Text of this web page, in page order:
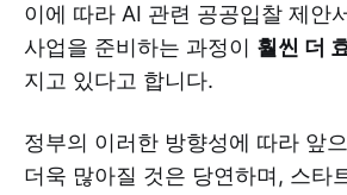
이에 따라 AI 관련 공공입찰 제안
사업을 준비하는 과정이 훨씬 더
지고 있다고 합니다.
정부의 이러한 방향성에 따라 앞
더욱 많아질 것은 당연하며, 스타